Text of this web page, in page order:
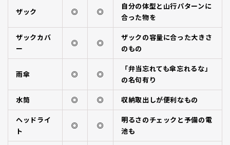
ザック ◎ ◎
自分の体型と山行パターンに
合った物を
ザックカバ
ー
◎ ◎
ザックの容量に合った大きさ
のもの
雨傘 ◎ ◎
「弁当忘れても傘忘れるな」
の名句有り
水筒 ◎ ◎ 収納取出しが便利なもの
ヘッドライ
ト
◎ ◎
明るさのチェックと予備の電
池も